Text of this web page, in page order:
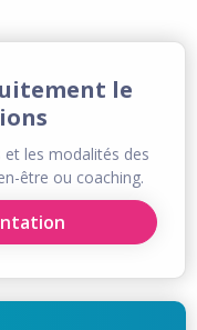
le
les modalités des
être ou coaching.